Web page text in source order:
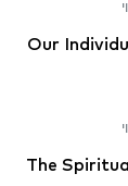
Our
The